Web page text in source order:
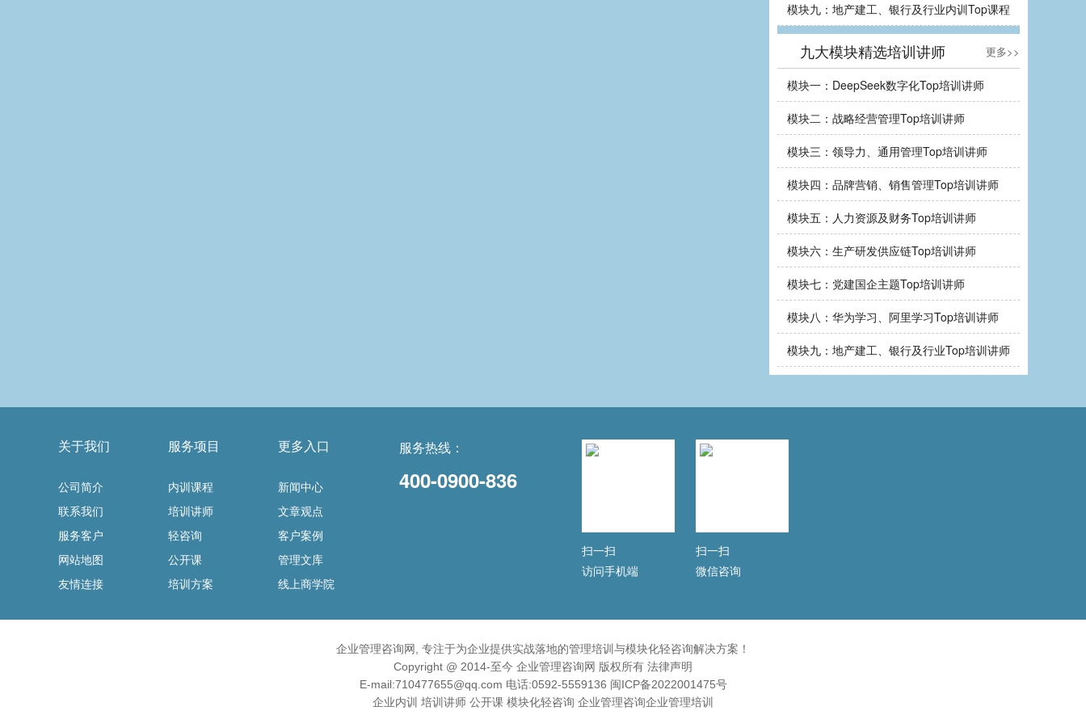
模块九：地产建工、银行及行业内训Top课程
九大模块精选培训讲师 更多>>
模块一：DeepSeek数字化Top培训讲师
模块二：战略经营管理Top培训讲师
模块三：领导力、通用管理Top培训讲师
模块四：品牌营销、销售管理Top培训讲师
模块五：人力资源及财务Top培训讲师
模块六：生产研发供应链Top培训讲师
模块七：党建国企主题Top培训讲师
模块八：华为学习、阿里学习Top培训讲师
模块九：地产建工、银行及行业Top培训讲师
关于我们
公司简介
联系我们
服务客户
网站地图
友情连接
服务项目
内训课程
培训讲师
轻咨询
公开课
培训方案
更多入口
新闻中心
文章观点
客户案例
管理文库
线上商学院
服务热线：
400-0900-836
扫一扫
访问手机端
扫一扫
微信咨询
企业管理咨询网, 专注于为企业提供实战落地的管理培训与模块化轻咨询解决方案！
Copyright @ 2014-至今 企业管理咨询网 版权所有 法律声明
E-mail:710477655@qq.com 电话:0592-5559136 闽ICP备2022001475号
企业内训 培训讲师 公开课 模块化轻咨询 企业管理咨询企业管理培训